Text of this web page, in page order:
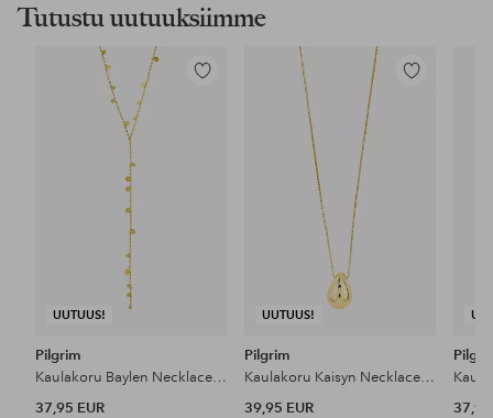
Tutustu uutuuksiimme
UUTUUS!
Lisää
Pilgrim
Kaulakoru Baylen Necklace Gold-plated
37,95 EUR
UUTUUS!
Lisää
Pilgrim
Kaulakoru Kaisyn Necklace Gold-plated
39,95 EUR
37,95